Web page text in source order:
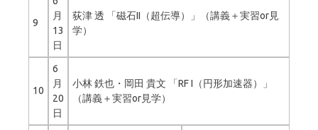
9
月
13
日
荻津 透 「磁石II（超伝導）」（講義＋実習or見
学）
10
6
月
20
日
小林 鉄也・岡田 貴文 「RF I（円形加速器）」
（講義＋実習or見学）